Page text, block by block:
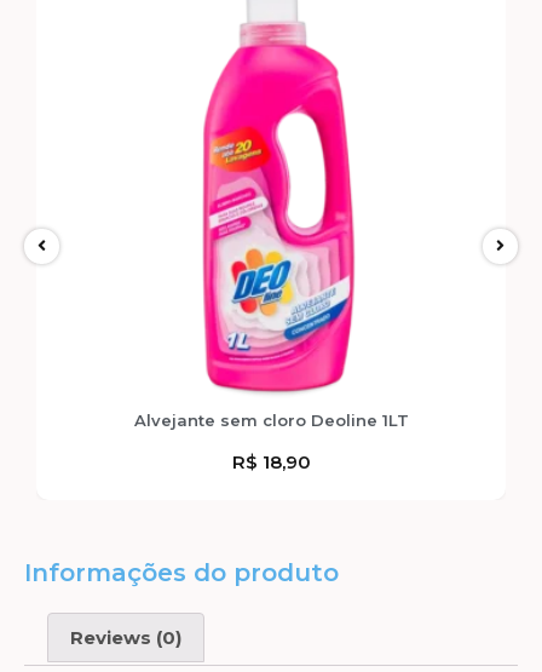
Alvejante sem cloro Deoline 1LT
R$ 18,90
Informações do produto
Reviews (0)